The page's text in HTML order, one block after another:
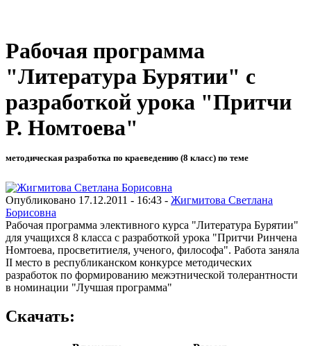
Рабочая программа
"Литература Бурятии" с
разработкой урока "Притчи
Р. Номтоева"
методическая разработка по краеведению (8 класс) по теме
Опубликовано 17.12.2011 - 16:43 - Жигмитова Светлана
Борисовна
Рабочая программа элективного курса "Литература Бурятии"
для учащихся 8 класса с разработкой урока "Притчи Ринчена
Номтоева, просветитиеля, ученого, философа". Работа заняла
II место в республиканском конкурсе методических
разработок по формированию межэтнической толерантности
в номинации "Лучшая программа"
Скачать: